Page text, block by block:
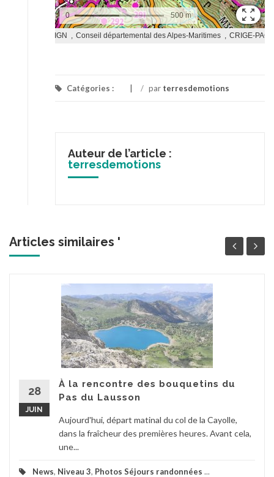
Catégories : / par terresdemotions
Auteur de l’article :
terresdemotions
Articles similaires '
28
JUIN
À la rencontre des bouquetins du
Pas du Lausson
Aujourd'hui, départ matinal du col de la Cayolle,
dans la fraîcheur des premières heures. Avant cela,
une...
News, Niveau 3, Photos Séjours randonnées ...